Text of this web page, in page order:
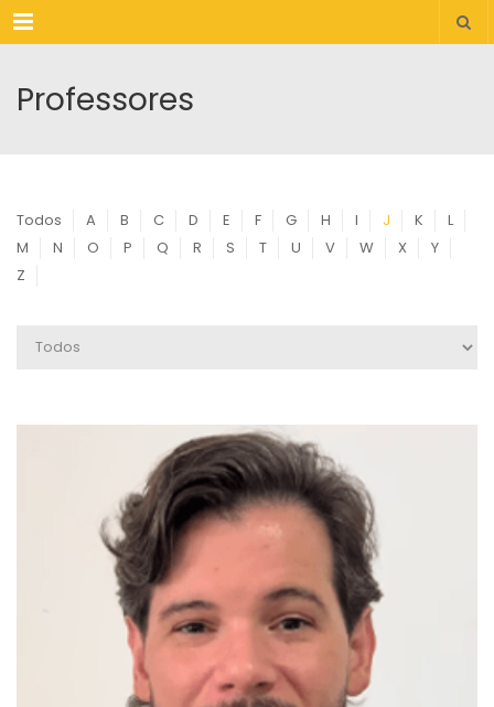
Menu
Professores
Todos A B C D E F G H I J K
L
M
N O P Q R S T U V W X
Y
Z